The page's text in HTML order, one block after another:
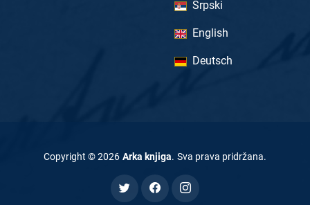
Srpski
English
Deutsch
Copyright ©2026 Arka knjiga. Sva prava pridržana.